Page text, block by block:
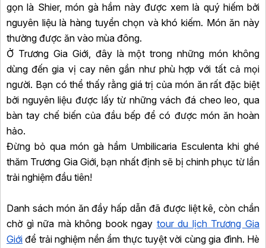
gọn là Shier, món gà hầm này được xem là quý hiếm bởi
nguyên liệu là hàng tuyển chọn và khó kiếm. Món ăn này
thường được ăn vào mùa đông.
Ở Trương Gia Giới, đây là một trong những món không
dùng đến gia vị cay nên gần như phù hợp với tất cả mọi
người. Bạn có thể thấy rằng giá trị của món ăn rất đặc biệt
bởi nguyên liệu được lấy từ những vách đá cheo leo, qua
bàn tay chế biến của đầu bếp để có được món ăn hoàn
hảo.
Đừng bỏ qua món gà hầm Umbilicaria Esculenta khi ghé
thăm Trương Gia Giới, bạn nhất định sẽ bị chinh phục từ lần
trải nghiệm đầu tiên!
Danh sách món ăn đầy hấp dẫn đã được liệt kê, còn chần
chờ gì nữa mà không book ngay tour du lịch Trương Gia
Giới để trải nghiệm nền ẩm thực tuyệt vời cùng gia đình. Hè